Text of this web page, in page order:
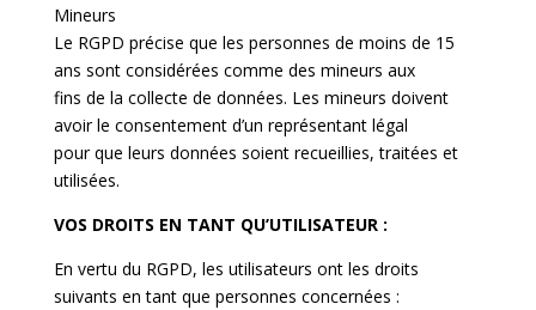
Mineurs
Le RGPD précise que les personnes de moins de 15
ans sont considérées comme des mineurs aux
fins de la collecte de données. Les mineurs doivent
avoir le consentement d’un représentant légal
pour que leurs données soient recueillies, traitées et
utilisées.
VOS DROITS EN TANT QU’UTILISATEUR :
En vertu du RGPD, les utilisateurs ont les droits
suivants en tant que personnes concernées :